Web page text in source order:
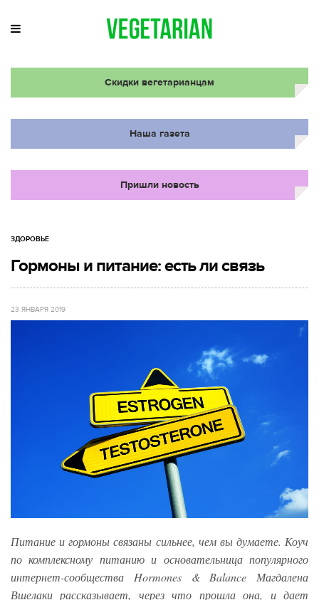
Скидки вегетарианцам
Наша газета
Пришли новость
ЗДОРОВЬЕ
Гормоны и питание: есть ли связь
23 ЯНВАРЯ 2019
Питание и гормоны связаны сильнее, чем вы думаете. Коуч
по комплексному питанию и основательница популярного
интернет-сообщества Hormones & Balance Магдалена
Вшелаки рассказывает, через что прошла она, и дает